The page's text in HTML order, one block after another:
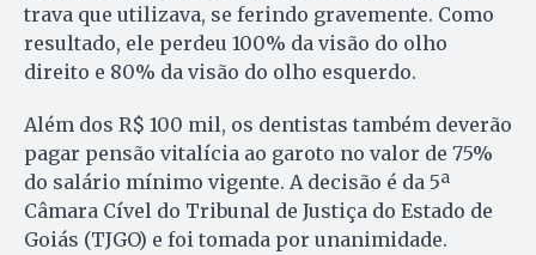
trava que utilizava, se ferindo gravemente. Como
resultado, ele perdeu 100% da visão do olho
direito e 80% da visão do olho esquerdo.
Além dos R$ 100 mil, os dentistas também deverão
pagar pensão vitalícia ao garoto no valor de 75%
do salário mínimo vigente. A decisão é da 5ª
Câmara Cível do Tribunal de Justiça do Estado de
Goiás (TJGO) e foi tomada por unanimidade.